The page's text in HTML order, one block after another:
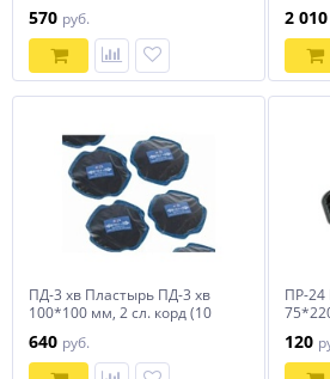
570 руб. 2 010
ПД-3 хв Пластырь ПД-3 хв
100*100 мм, 2 сл. корд (10
640 руб.
ПР-24
120